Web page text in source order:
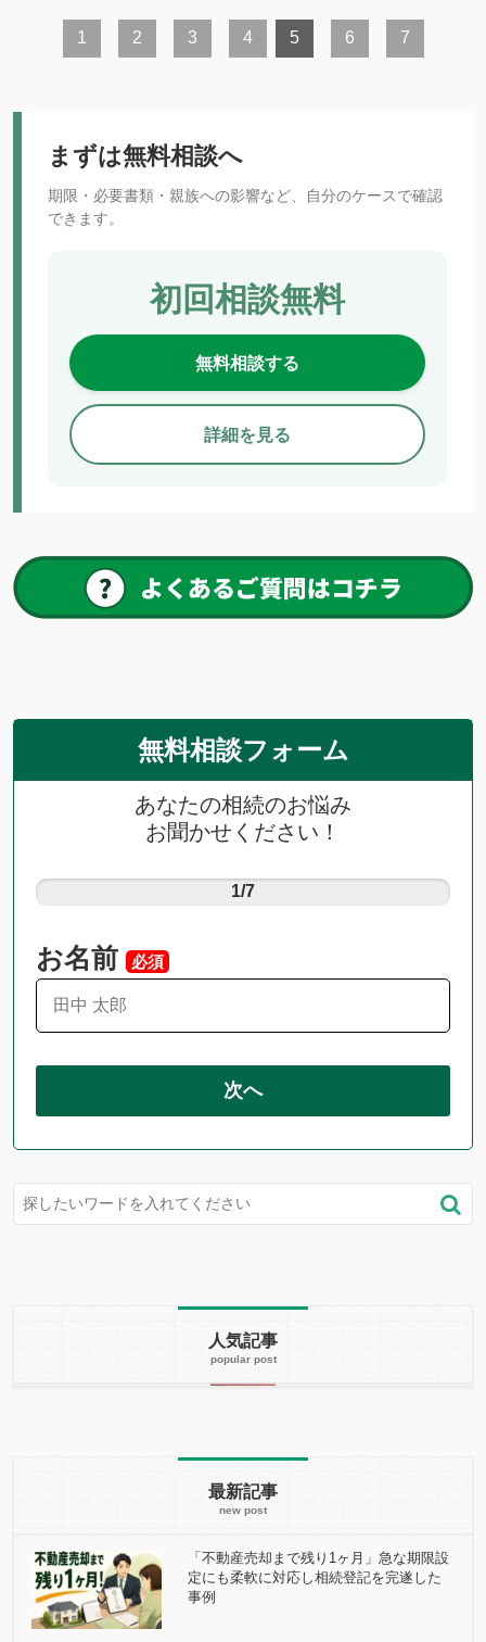
1 2 3 4 5 6 7
まずは無料相談へ
期限・必要書類・親族への影響など、自分のケースで確認
できます。
初回相談無料
無料相談する
詳細を見る
無料相談フォーム
あなたの相続のお悩み
お聞かせください！
1/7
お名前 必須
次へ
人気記事
最新記事
「不動産売却まで残り1ヶ月」急な期限設
定にも柔軟に対応し相続登記を完遂した
事例